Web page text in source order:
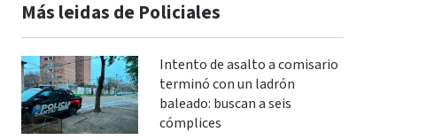
Más leidas de Policiales
Intento de asalto a comisario
terminó con un ladrón
baleado: buscan a seis
cómplices